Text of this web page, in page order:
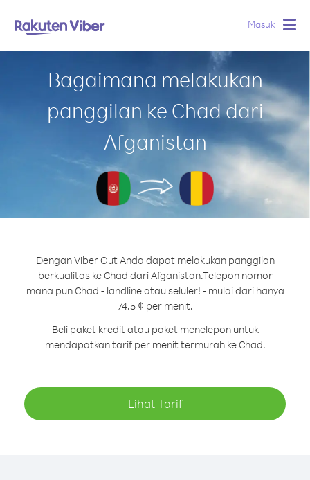
Masuk
Bagaimana melakukan
panggilan ke Chad dari
Afganistan
Dengan Viber Out Anda dapat melakukan panggilan
berkualitas ke Chad dari Afganistan.Telepon nomor
mana pun Chad - landline atau seluler! - mulai dari hanya
74.5 ¢ per menit.
Beli paket kredit atau paket menelepon untuk
mendapatkan tarif per menit termurah ke Chad.
Lihat Tarif